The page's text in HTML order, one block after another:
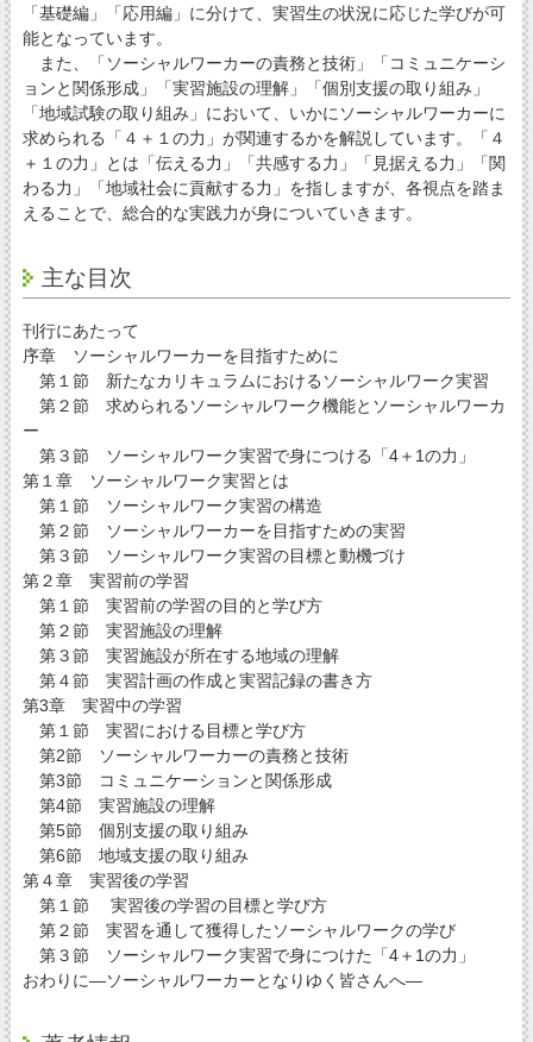
「基礎編」「応用編」に分けて、実習生の状況に応じた学びが可
能となっています。
また、「ソーシャルワーカーの責務と技術」「コミュニケーシ
ョンと関係形成」「実習施設の理解」「個別支援の取り組み」
「地域試験の取り組み」において、いかにソーシャルワーカーに
求められる「４＋１の力」が関連するかを解説しています。「４
＋１の力」とは「伝える力」「共感する力」「見据える力」「関
わる力」「地域社会に貢献する力」を指しますが、各視点を踏ま
えることで、総合的な実践力が身についていきます。
主な目次
刊行にあたって
序章 ソーシャルワーカーを目指すために
第１節 新たなカリキュラムにおけるソーシャルワーク実習
第２節 求められるソーシャルワーク機能とソーシャルワーカ
ー
第３節 ソーシャルワーク実習で身につける「4＋1の力」
第１章 ソーシャルワーク実習とは
第１節 ソーシャルワーク実習の構造
第２節 ソーシャルワーカーを目指すための実習
第３節 ソーシャルワーク実習の目標と動機づけ
第２章 実習前の学習
第１節 実習前の学習の目的と学び方
第２節 実習施設の理解
第３節 実習施設が所在する地域の理解
第４節 実習計画の作成と実習記録の書き方
第3章 実習中の学習
第１節 実習における目標と学び方
第2節 ソーシャルワーカーの責務と技術
第3節 コミュニケーションと関係形成
第4節 実習施設の理解
第5節 個別支援の取り組み
第6節 地域支援の取り組み
第４章 実習後の学習
第１節 実習後の学習の目標と学び方
第２節 実習を通して獲得したソーシャルワークの学び
第３節 ソーシャルワーク実習で身につけた「4＋1の力」
おわりに―ソーシャルワーカーとなりゆく皆さんへ―